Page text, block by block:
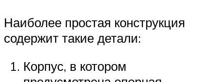
Наиболее простая конструкция
содержит такие детали:
Корпус, в котором